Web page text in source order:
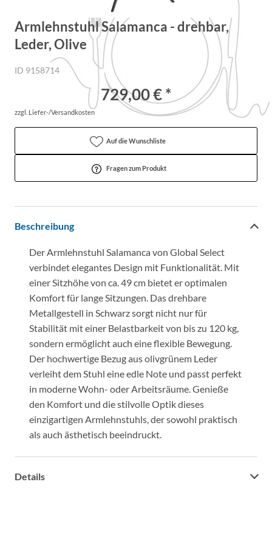
Armlehnstuhl Salamanca - drehbar,
Leder, Olive
ID 9158714
729,00 € *
zzgl. Liefer-/Versandkosten
Auf die Wunschliste
Fragen zum Produkt
Beschreibung
Der Armlehnstuhl Salamanca von Global Select
verbindet elegantes Design mit Funktionalität. Mit
einer Sitzhöhe von ca. 49 cm bietet er optimalen
Komfort für lange Sitzungen. Das drehbare
Metallgestell in Schwarz sorgt nicht nur für
Stabilität mit einer Belastbarkeit von bis zu 120 kg,
sondern ermöglicht auch eine flexible Bewegung.
Der hochwertige Bezug aus olivgrünem Leder
verleiht dem Stuhl eine edle Note und passt perfekt
in moderne Wohn- oder Arbeitsräume. Genieße
den Komfort und die stilvolle Optik dieses
einzigartigen Armlehnstuhls, der sowohl praktisch
als auch ästhetisch beeindruckt.
Details